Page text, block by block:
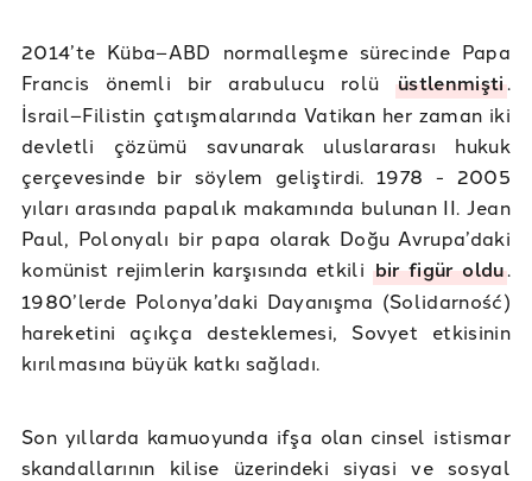
2014’te Küba–ABD normalleşme sürecinde Papa
Francis önemli bir arabulucu rolüüstlenmişti.
İsrail–Filistin çatışmalarında Vatikan her zaman iki
devletli çözümü savunarak uluslararası hukuk
çerçevesinde bir söylem geliştirdi. 1978 - 2005
yıları arasında papalık makamında bulunan II. Jean
Paul, Polonyalı bir papa olarak Doğu Avrupa’daki
komünist rejimlerin karşısında etkili bir figür oldu.
1980’lerde Polonya’daki Dayanışma (Solidarność)
hareketini açıkça desteklemesi, Sovyet etkisinin
kırılmasına büyük katkı sağladı.
Son yıllarda kamuoyunda ifşa olan cinsel istismar
skandallarının kilise üzerindeki siyasi ve sosyal